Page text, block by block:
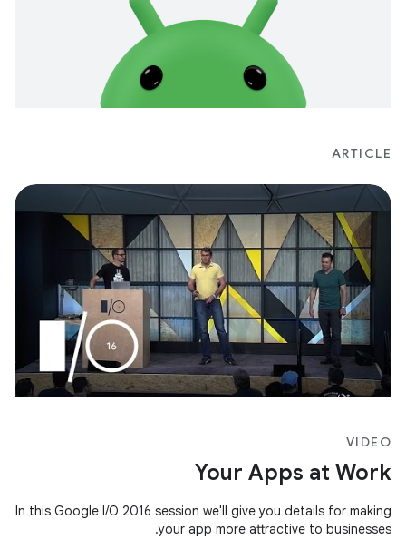
ARTICLE
VIDEO
Your Apps at Work
In this Google I/O 2016 session we'll give you details for making
your app more attractive to businesses.